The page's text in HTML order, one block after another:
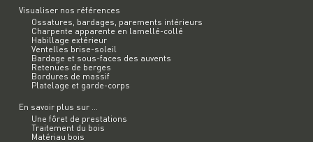
Visualiser nos références
Ossatures, bardages, parements intérieurs
Charpente apparente en lamellé-collé
Habillage extérieur
Ventelles brise-soleil
Bardage et sous-faces des auvents
Retenues de berges
Bordures de massif
Platelage et garde-corps
En savoir plus sur ...
Une fôret de prestations
Traitement du bois
Matériau bois